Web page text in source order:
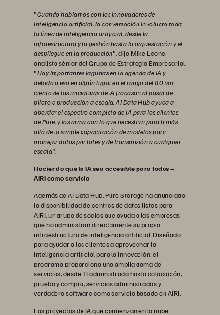
"Cuando hablamos con los innovadores de
inteligencia artificial, la conversación involucra toda
la línea de inteligencia artificial, desde la
infraestructura y la gestión hasta la orquestación y el
despliegue en la producción", dijo Mike Leone,
analista sénior del Grupo de Estrategia Empresarial.
"Hay importantes lagunas en la agenda de IA y
debido a eso en algún lugar en el rango del 80 por
ciento de las iniciativas de IA fracasan al pasar de
piloto a producción a escala. AI Data Hub ayuda a
abordar el espectro completo de IA para los clientes
de Pure, y los arma con lo que necesitan para ir más
allá de la simple capacitación de modelos para
manejar datos por lotes y de transmisión a cualquier
escala".
Haciendo que la IA sea accesible para todos –
AIRI como servicio
Además de AI Data Hub, Pure Storage ha anunciado
la disponibilidad de centros de datos listos para
AIRI, un grupo de socios que ayuda a las empresas
que no administran directamente su propia
infraestructura de inteligencia artificial. Diseñado
para ayudar a los clientes a aprovechar la
inteligencia artificial para la innovación, el
programa proporciona una amplia gama de
servicios, desde TI administrada hasta colocación,
prueba y compra, servicios administrados y
verdadero software como servicio basado en AIRI.
Los proyectos de IA que comienzan en la nube